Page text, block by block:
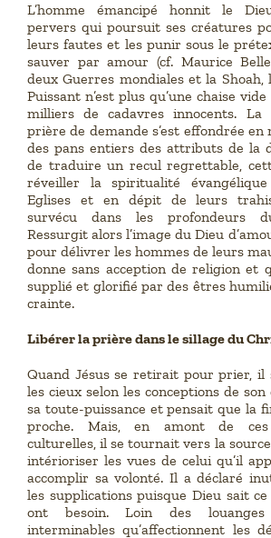
L’homme émancipé honnit le
pervers qui poursuit ses créatures
leurs fautes et les punir sous le
sauver par amour (cf. Maurice
deux Guerres mondiales et la
Puissant n’est plus qu’une chaise
milliers de cadavres innocents.
prière de demande s’est effondrée en
des pans entiers des attributs de la
de traduire un recul regrettable,
réveiller la spiritualité
Eglises et en dépit de leurs
survécu dans les profondeurs
Ressurgit alors l’image du Dieu
pour délivrer les hommes de leurs
donne sans acception de religion et
supplié et glorifié par des êtres
crainte.
Libérer la prière dans le sillage du
Quand Jésus se retirait pour prier, il
les cieux selon les conceptions de
sa toute-puissance et pensait que la
proche. Mais, en amont de ces
culturelles, il se tournait vers la
intérioriser les vues de celui qu’il
accomplir sa volonté. Il a déclaré
les supplications puisque Dieu sait
ont besoin. Loin des
interminables qu’affectionnent les